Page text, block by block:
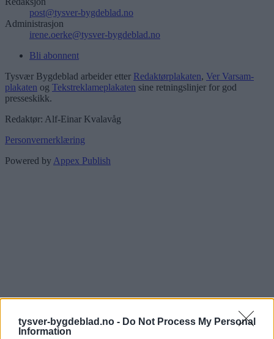
tysver-bygdeblad.no - Do Not Process My Personal
Information
post@tysver-bygdeblad.no
Administrasjon
irene.oerke@tysver-bygdeblad.no
Bli abonnent
Tysvær Bygdeblad arbeider etter Redaktørplakaten, Ver Varsam-
plakaten og Tekstreklameplakaten sine retningslinjer for god
presseskikk.
Redaktør: Alf-Einar Kvalavåg
Personvernerklæring
Powered by Appex Publish